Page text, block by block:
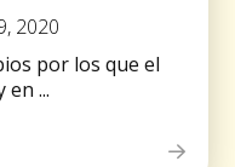
2020
por los que el
...